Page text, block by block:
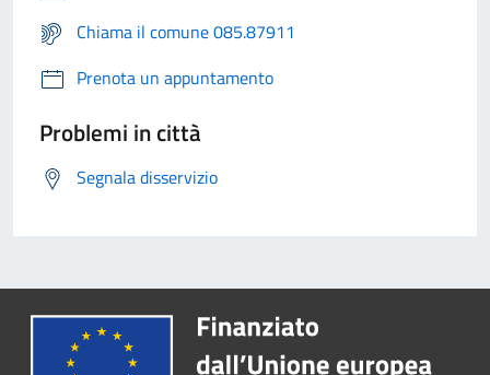
Chiama il comune 085.87911
Prenota un appuntamento
Problemi in città
Segnala disservizio